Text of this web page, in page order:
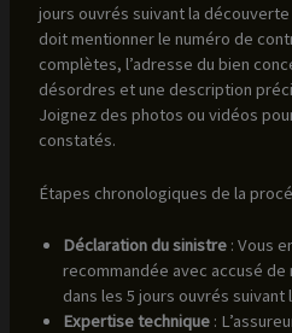
jours ouvrés suivant la
doit mentionner le numéro de
complètes, l’adresse du bien
désordres et une description
Joignez des photos ou vidéos
constatés.
Étapes chronologiques de la
Déclaration du sinistre: Vous
recommandée avec accusé
dans les 5 jours ouvrés
Expertise technique: